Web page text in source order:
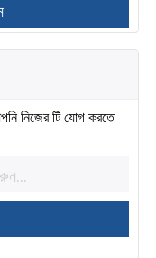
নিজের টি যোগ করতে